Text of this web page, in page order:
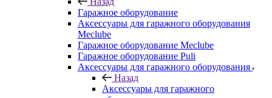
Гаражное оборудование
Аксессуары для гаражного оборудования
Meclube
Гаражное оборудование Meclube
Гаражное оборудование Puli
Аксессуары для гаражного оборудования
Назад
Аксессуары для гаражного